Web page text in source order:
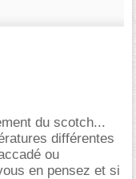
du scotch...
différentes
ou
en pensez et si